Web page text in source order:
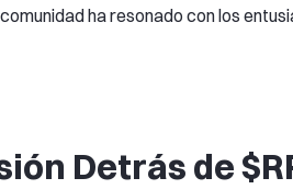
ha resonado con los
Detrás de